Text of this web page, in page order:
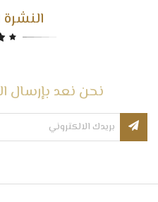
النشرة
نحن نعد بإرسال